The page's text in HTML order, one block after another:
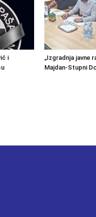
i
„Izgradnja javne
Majdan-Stupni